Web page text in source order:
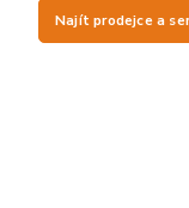
Najít prodejce a